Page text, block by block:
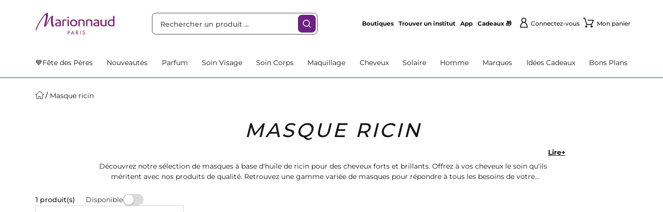
Boutiques Trouver un institut App Cadeaux 🎁 Connectez-vous Mon panier
💙Fête des Pères Nouveautés Parfum Soin Visage Soin Corps Maquillage Cheveux Solaire Homme Marques Idées Cadeaux Bons Plans
Masque ricin
MASQUE RICIN
Découvrez notre sélection de masques à base d'huile de ricin pour des cheveux forts et brillants. Offrez à vos cheveux le soin qu'ils
méritent avec nos produits de qualité. Retrouvez une gamme variée de masques pour répondre à tous les besoins de votre
Lire+
1 produit(s) Disponible